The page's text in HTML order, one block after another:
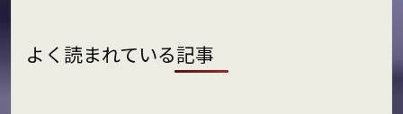
よく読まれている記事